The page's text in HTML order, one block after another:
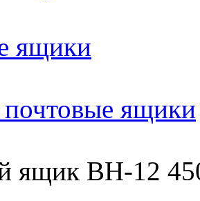
ящики
ящики
ящик ВН-12